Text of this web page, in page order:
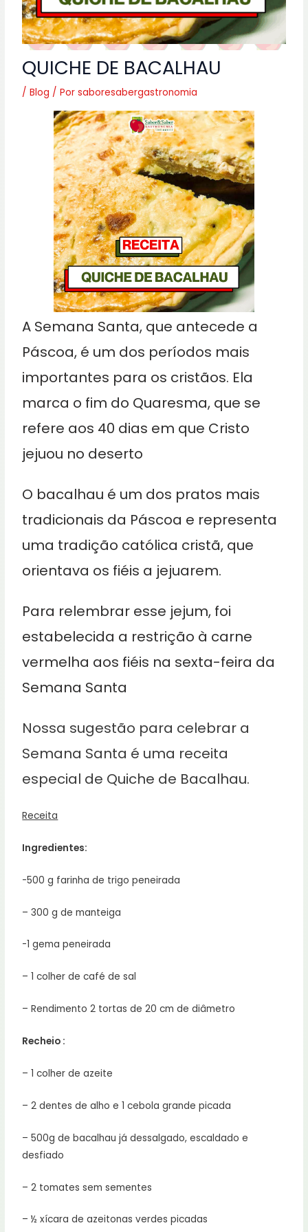
QUICHE DE BACALHAU
/Blog / Porsaboresabergastronomia
A Semana Santa, que antecede a
Páscoa, é um dos períodos mais
importantes para os cristãos. Ela
marca o fim do Quaresma, que se
refere aos 40 dias em que Cristo
jejuou no deserto
O bacalhau é um dos pratos mais
tradicionais da Páscoa e representa
uma tradição católica cristã, que
orientava os fiéis a jejuarem.
Para relembrar esse jejum, foi
estabelecida a restrição à carne
vermelha aos fiéis na sexta-feira da
Semana Santa
Nossa sugestão para celebrar a
Semana Santa é uma receita
especial de Quiche de Bacalhau.
Receita
Ingredientes:
-500 g farinha de trigo peneirada
– 300 g de manteiga
-1 gema peneirada
– 1 colher de café de sal
– Rendimento 2 tortas de 20 cm de diâmetro
Recheio :
– 1 colher de azeite
– 2 dentes de alho e 1 cebola grande picada
– 500g de bacalhau já dessalgado, escaldado e
desfiado
– 2 tomates sem sementes
– ½ xícara de azeitonas verdes picadas